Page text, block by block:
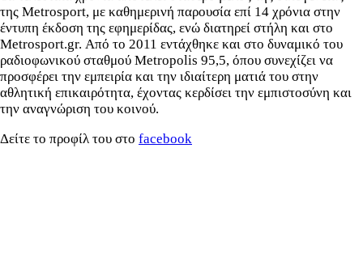
της Metrosport, με καθημερινή παρουσία επί 14 χρόνια στην
έντυπη έκδοση της εφημερίδας, ενώ διατηρεί στήλη και στο
Metrosport.gr. Από το 2011 εντάχθηκε και στο δυναμικό του
ραδιοφωνικού σταθμού Metropolis 95,5, όπου συνεχίζει να
προσφέρει την εμπειρία και την ιδιαίτερη ματιά του στην
αθλητική επικαιρότητα, έχοντας κερδίσει την εμπιστοσύνη και
την αναγνώριση του κοινού.
Δείτε το προφίλ του στο facebook